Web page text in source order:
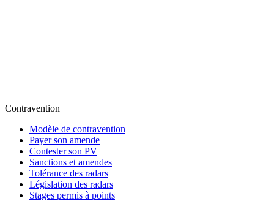
Contravention
Modèle de contravention
Payer son amende
Contester son PV
Sanctions et amendes
Tolérance des radars
Législation des radars
Stages permis à points